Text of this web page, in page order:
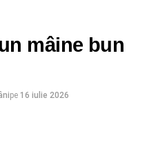
la rezultatul dorit.
români, au fost date
trupească şi sufletească
ore în şir în vamă,
pentru a-ţi lua
din vacanţa de 7 zile pe
mâine bun
pe 16 iulie 2026